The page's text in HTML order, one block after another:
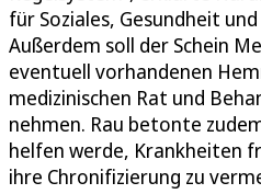
für Soziales, Gesundheit
Außerdem soll der Schein
eventuell vorhandenen
medizinischen Rat und
nehmen. Rau betonte
helfen werde, Krankheiten
ihre Chronifizierung zu